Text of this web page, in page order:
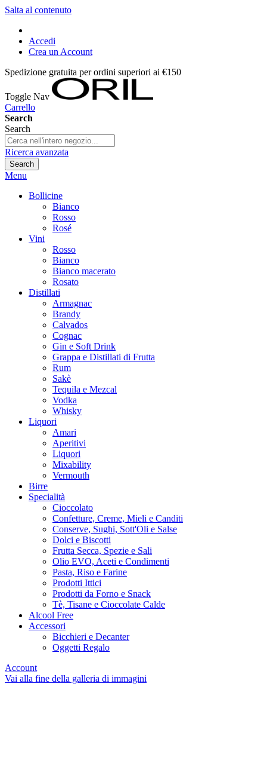
Salta al contenuto
Accedi
Crea un Account
Spedizione gratuita per ordini superiori ai €150
Toggle Nav
Carrello
Search
Search
Ricerca avanzata
Search
Menu
Bollicine
Bianco
Rosso
Rosé
Vini
Rosso
Bianco
Bianco macerato
Rosato
Distillati
Armagnac
Brandy
Calvados
Cognac
Gin e Soft Drink
Grappa e Distillati di Frutta
Rum
Sakè
Tequila e Mezcal
Vodka
Whisky
Liquori
Amari
Aperitivi
Liquori
Mixability
Vermouth
Birre
Specialità
Cioccolato
Confetture, Creme, Mieli e Canditi
Conserve, Sughi, Sott'Oli e Salse
Dolci e Biscotti
Frutta Secca, Spezie e Sali
Olio EVO, Aceti e Condimenti
Pasta, Riso e Farine
Prodotti Ittici
Prodotti da Forno e Snack
Tè, Tisane e Cioccolate Calde
Alcool Free
Accessori
Bicchieri e Decanter
Oggetti Regalo
Account
Vai alla fine della galleria di immagini